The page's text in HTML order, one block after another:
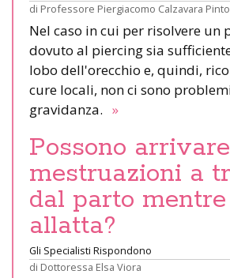
di Professore Piergiacomo Calzavara
Nel caso in cui per risolvere un
dovuto al piercing sia
lobo dell'orecchio e, quindi,
cure locali, non ci sono
gravidanza. »
Possono
mestruazioni a
dal parto
allatta?
Gli Specialisti Rispondono
di Dottoressa Elsa Viora